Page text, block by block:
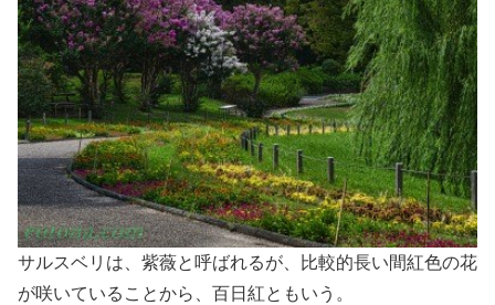
サルスベリは、紫薇と呼ばれるが、比較的長い間紅色の花
が咲いていることから、百日紅ともいう。